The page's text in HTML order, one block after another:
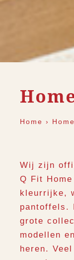
Home ›
Wij zijn
Q Fit
kleurrijke,
pantoffels.
grote
modellen
heren.